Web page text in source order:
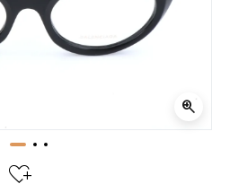
zoom_in
heart_plus